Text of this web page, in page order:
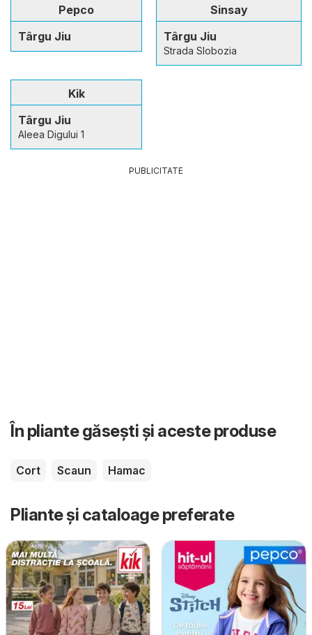
Pepco
Târgu Jiu
Sinsay
Târgu Jiu
Strada Slobozia
Kik
Târgu Jiu
Aleea Digului 1
PUBLICITATE
În pliante găsești și aceste produse
Cort Scaun Hamac
Pliante și cataloage preferate